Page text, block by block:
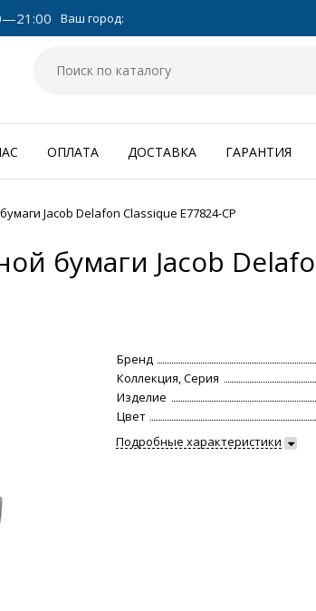
Ваш город:
ОПЛАТА ДОСТАВКА ГАРАНТИЯ
Jacob Delafon Classique E77824-CP
бумаги Jacob
Бренд
Коллекция, Серия
Изделие
Цвет
Подробные характеристики